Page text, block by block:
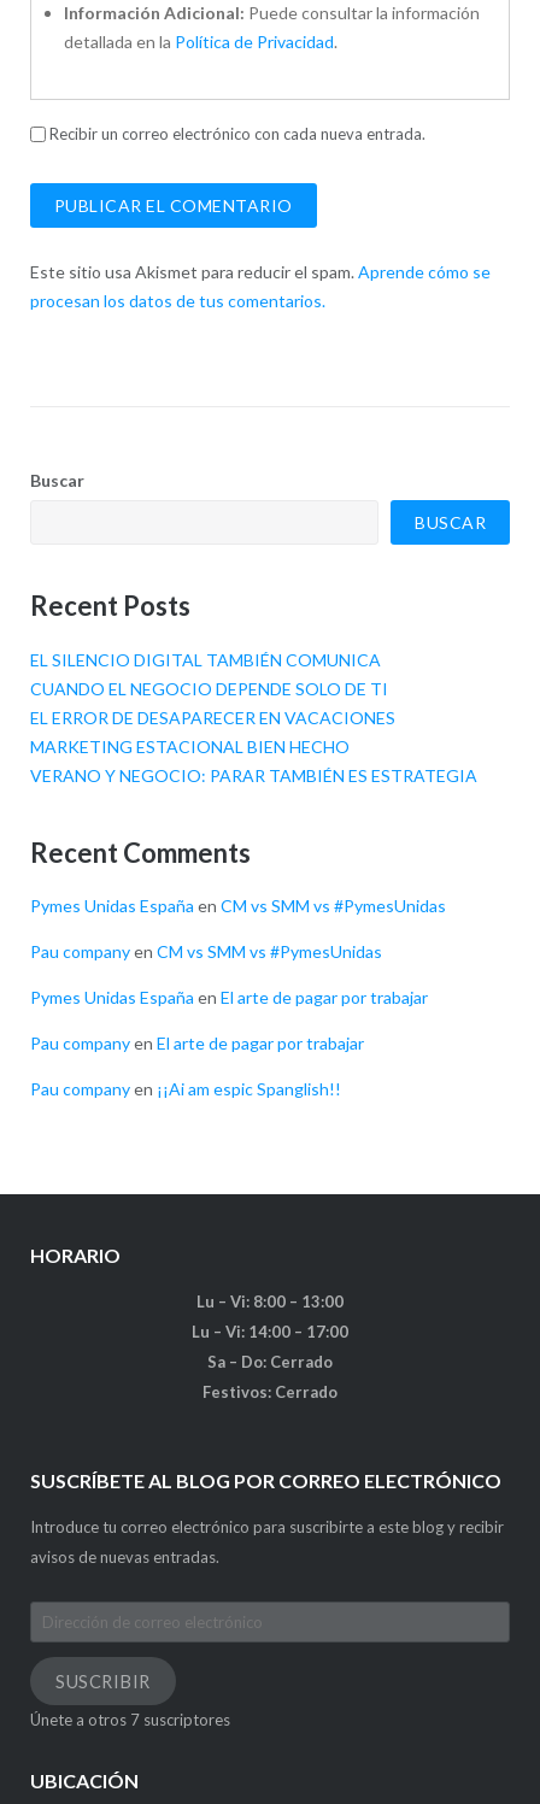
Información Adicional: Puede consultar la información
detallada en la Política de Privacidad.
Recibir un correo electrónico con cada nueva entrada.
Este sitio usa Akismet para reducir el spam.Aprende cómo se
procesan los datos de tus comentarios.
Buscar
BUSCAR
Recent Posts
EL SILENCIO DIGITAL TAMBIÉN COMUNICA
CUANDO EL NEGOCIO DEPENDE SOLO DE TI
EL ERROR DE DESAPARECER EN VACACIONES
MARKETING ESTACIONAL BIEN HECHO
VERANO Y NEGOCIO: PARAR TAMBIÉN ES ESTRATEGIA
Recent Comments
Pymes Unidas España en CM vs SMM vs #PymesUnidas
Pau companyen CM vs SMM vs #PymesUnidas
Pymes Unidas España en El arte de pagar por trabajar
Pau companyen El arte de pagar por trabajar
Pau companyen ¡¡Ai am espic Spanglish!!
HORARIO
Lu – Vi: 8:00 – 13:00
Lu – Vi: 14:00 – 17:00
Sa – Do: Cerrado
Festivos: Cerrado
SUSCRÍBETE AL BLOG POR CORREO ELECTRÓNICO
Introduce tu correo electrónico para suscribirte a este blog y recibir
avisos de nuevas entradas.
Dirección
de
correo
electrónico
SUSCRIBIR
Únete a otros 7 suscriptores
UBICACIÓN